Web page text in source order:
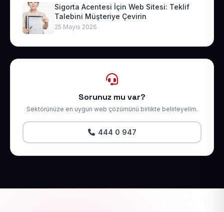
Sigorta Acentesi İçin Web Sitesi: Teklif
Talebini Müşteriye Çevirin
25 Mayıs 2026
Sorunuz mu var?
Sektörünüze en uygun web çözümünü birlikte belirleyelim.
444 0 947